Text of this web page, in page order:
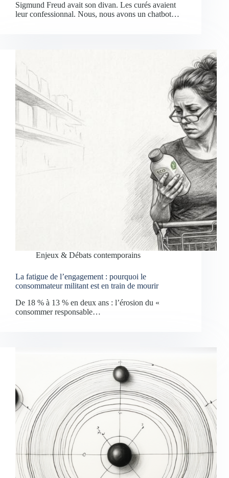
Sigmund Freud avait son divan. Les curés avaient
leur confessionnal. Nous, nous avons un chatbot…
Enjeux & Débats contemporains
La fatigue de l’engagement : pourquoi le
consommateur militant est en train de mourir
De 18 % à 13 % en deux ans : l’érosion du «
consommer responsable…